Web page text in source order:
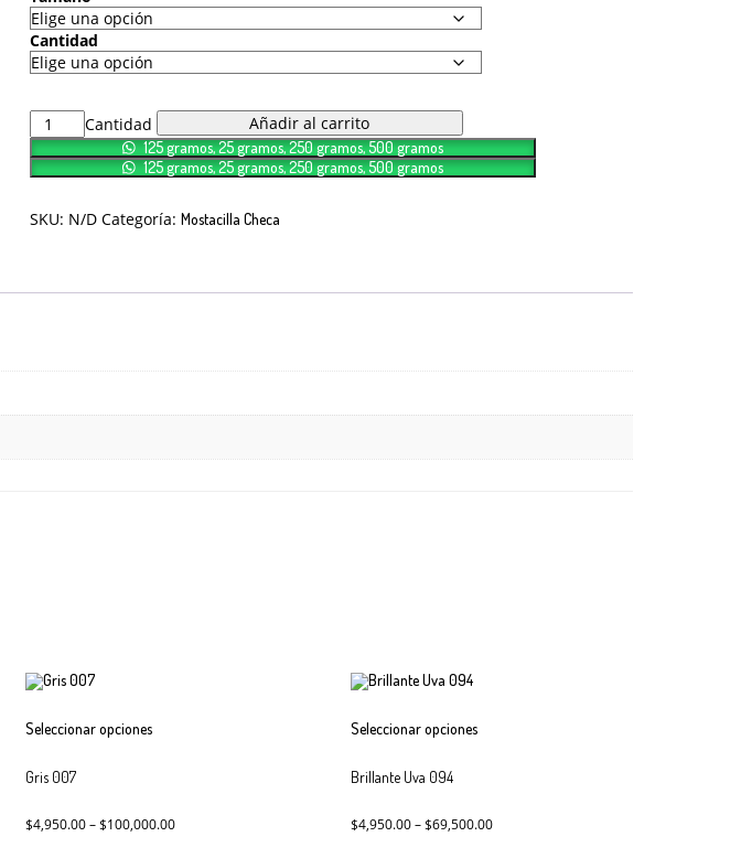
Cantidad
Cantidad Añadir al carrito
125 gramos, 25 gramos, 250 gramos, 500 gramos
125 gramos, 25 gramos, 250 gramos, 500 gramos
SKU: N/D Categoría: Mostacilla Checa
Seleccionar opcionesproducto
Las
Gris 007
$4,950.00–$100,000.00
Seleccionar opcionesproducto
Las
Brillante Uva 094
$4,950.00–$69,500.00